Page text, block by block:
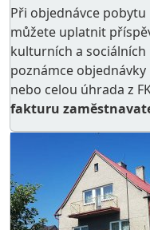
Při objednávce pobytu
můžete uplatnit
kulturních a
poznámce
nebo celou úhrada z
fakturu